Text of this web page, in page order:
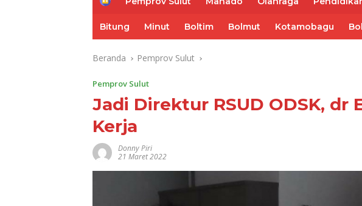
e
Bitung Minut Boltim Bolmut Kotamobagu
Beranda Pemprov Sulut
Pemprov Sulut
Jadi Direktur RSUD ODSK, dr
Kerja
Donny Piri
21 Maret 2022